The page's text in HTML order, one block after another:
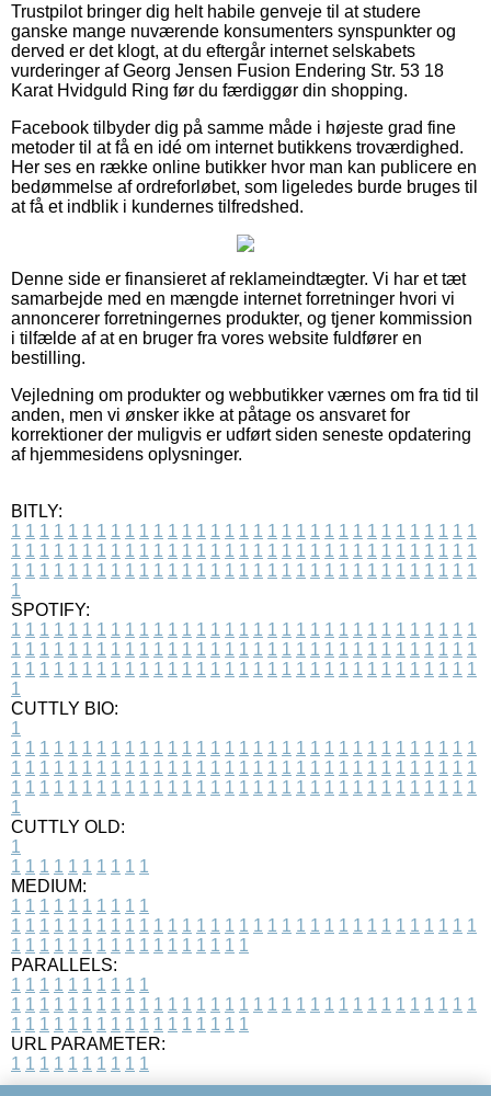
Trustpilot bringer dig helt habile genveje til at studere
ganske mange nuværende konsumenters synspunkter og
derved er det klogt, at du eftergår internet selskabets
vurderinger af Georg Jensen Fusion Endering Str. 53 18
Karat Hvidguld Ring før du færdiggør din shopping.
Facebook tilbyder dig på samme måde i højeste grad fine
metoder til at få en idé om internet butikkens troværdighed.
Her ses en række online butikker hvor man kan publicere en
bedømmelse af ordreforløbet, som ligeledes burde bruges til
at få et indblik i kundernes tilfredshed.
Denne side er finansieret af reklameindtægter. Vi har et tæt
samarbejde med en mængde internet forretninger hvori vi
annoncerer forretningernes produkter, og tjener kommission
i tilfælde af at en bruger fra vores website fuldfører en
bestilling.
Vejledning om produkter og webbutikker værnes om fra tid til
anden, men vi ønsker ikke at påtage os ansvaret for
korrektioner der muligvis er udført siden seneste opdatering
af hjemmesidens oplysninger.
BITLY:
1 1 1 1 1 1 1 1 1 1 1 1 1 1 1 1 1 1 1 1 1 1 1 1 1 1 1 1 1 1 1 1 1
1 1 1 1 1 1 1 1 1 1 1 1 1 1 1 1 1 1 1 1 1 1 1 1 1 1 1 1 1 1 1 1 1
1 1 1 1 1 1 1 1 1 1 1 1 1 1 1 1 1 1 1 1 1 1 1 1 1 1 1 1 1 1 1 1 1
1
SPOTIFY:
1 1 1 1 1 1 1 1 1 1 1 1 1 1 1 1 1 1 1 1 1 1 1 1 1 1 1 1 1 1 1 1 1
1 1 1 1 1 1 1 1 1 1 1 1 1 1 1 1 1 1 1 1 1 1 1 1 1 1 1 1 1 1 1 1 1
1 1 1 1 1 1 1 1 1 1 1 1 1 1 1 1 1 1 1 1 1 1 1 1 1 1 1 1 1 1 1 1 1
1
CUTTLY BIO:
1
1 1 1 1 1 1 1 1 1 1 1 1 1 1 1 1 1 1 1 1 1 1 1 1 1 1 1 1 1 1 1 1 1
1 1 1 1 1 1 1 1 1 1 1 1 1 1 1 1 1 1 1 1 1 1 1 1 1 1 1 1 1 1 1 1 1
1 1 1 1 1 1 1 1 1 1 1 1 1 1 1 1 1 1 1 1 1 1 1 1 1 1 1 1 1 1 1 1 1
1
CUTTLY OLD:
1
1 1 1 1 1 1 1 1 1 1
MEDIUM:
1 1 1 1 1 1 1 1 1 1
1 1 1 1 1 1 1 1 1 1 1 1 1 1 1 1 1 1 1 1 1 1 1 1 1 1 1 1 1 1 1 1 1
1 1 1 1 1 1 1 1 1 1 1 1 1 1 1 1 1
PARALLELS:
1 1 1 1 1 1 1 1 1 1
1 1 1 1 1 1 1 1 1 1 1 1 1 1 1 1 1 1 1 1 1 1 1 1 1 1 1 1 1 1 1 1 1
1 1 1 1 1 1 1 1 1 1 1 1 1 1 1 1 1
URL PARAMETER:
1 1 1 1 1 1 1 1 1 1